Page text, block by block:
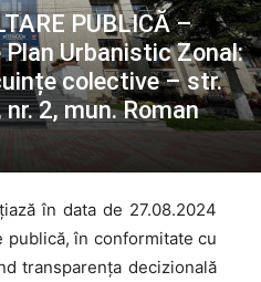
PUBLICĂ –
Urbanistic Zonal:
colective – str.
2, mun. Roman
în data de 27.08.2024
publică, în conformitate cu
transparența decizională